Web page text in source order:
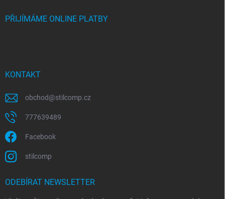
PŘIJÍMÁME ONLINE PLATBY
KONTAKT
obchod@stilcomp.cz
777639489
Facebook
stilcomp
ODEBÍRAT NEWSLETTER